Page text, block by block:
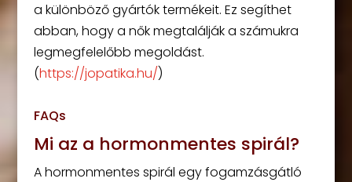
a különböző gyártók termékeit. Ez segíthet
abban, hogy a nők megtalálják a számukra
legmegfelelőbb megoldást.
(https://jopatika.hu/)
FAQs
Mi az a hormonmentes spirál?
A hormonmentes spirál egy fogamzásgátló